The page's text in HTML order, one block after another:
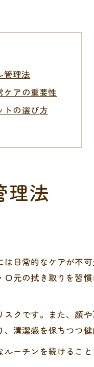
管理法
ケアの重要性
トの選び方
ツ
予防の工夫
秘訣
プする方法
策も万全
策を強化
工夫と注意点
理法
日常的なケアが不
元の拭き取りを習
クです。また、顔
清潔感を保ちつつ健
ーチンを続けるこ